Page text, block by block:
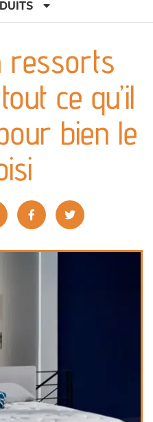
ressorts
ce qu’il
bien le